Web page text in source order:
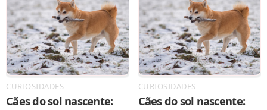
CURIOSIDADES
Cães do sol nascente:
CURIOSIDADES
Cães do sol nascente: